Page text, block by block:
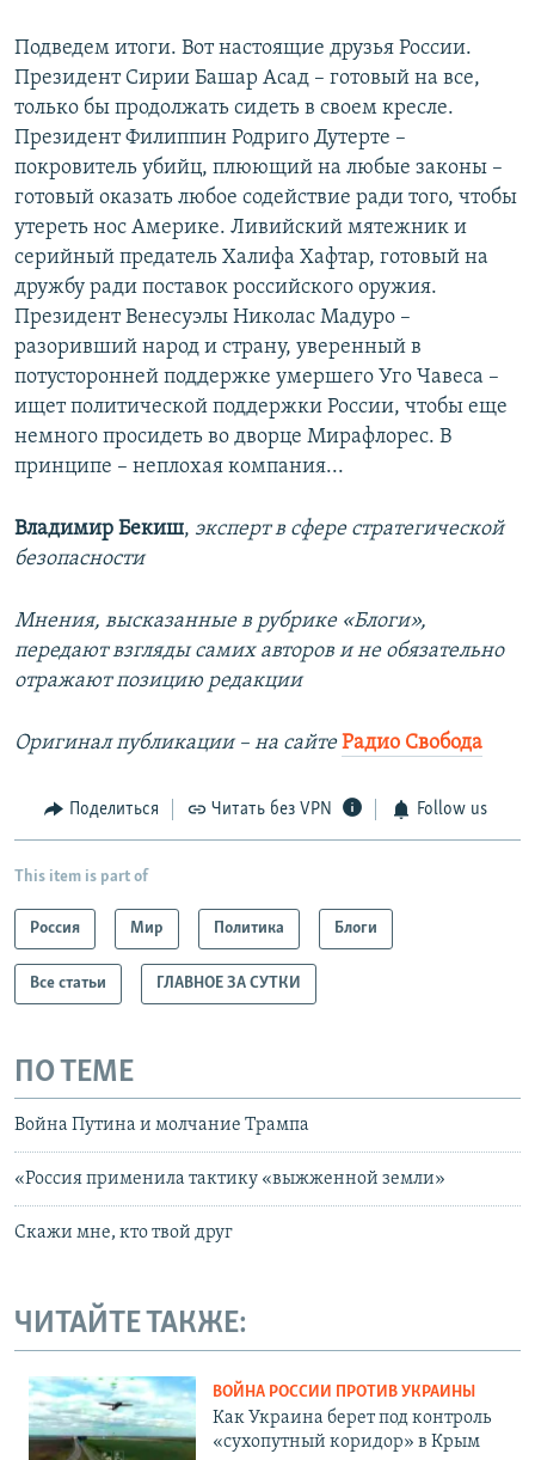
Подведем итоги. Вот настоящие друзья России.
Президент Сирии Башар Асад – готовый на все,
только бы продолжать сидеть в своем кресле.
Президент Филиппин Родриго Дутерте –
покровитель убийц, плюющий на любые законы –
готовый оказать любое содействие ради того, чтобы
утереть нос Америке. Ливийский мятежник и
серийный предатель Халифа Хафтар, готовый на
дружбу ради поставок российского оружия.
Президент Венесуэлы Николас Мадуро –
разоривший народ и страну, уверенный в
потусторонней поддержке умершего Уго Чавеса –
ищет политической поддержки России, чтобы еще
немного просидеть во дворце Мирафлорес. В
принципе – неплохая компания...
Владимир Бекиш, эксперт в сфере стратегической
безопасности​
Мнения, высказанные в рубрике «Блоги»,
передают взгляды самих авторов и не обязательно
отражают позицию редакции
Оригинал публикации – на сайтеРадио Свобода
Поделиться Читать без VPN Follow us
This item is part of
Россия Мир Политика Блоги
Все статьи ГЛАВНОЕ ЗА СУТКИ
ПО ТЕМЕ
Война Путина и молчание Трампа
«Россия применила тактику «выжженной земли»
Скажи мне, кто твой друг
ЧИТАЙТЕ ТАКЖЕ:
ВОЙНА РОССИИ ПРОТИВ УКРАИНЫ
Как Украина берет под контроль
«сухопутный коридор» в Крым